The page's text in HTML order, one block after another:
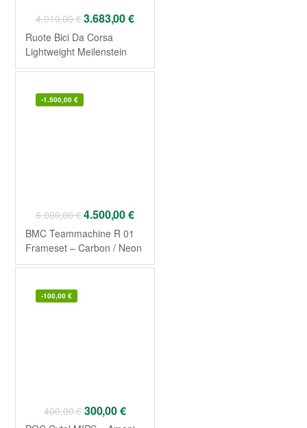
4.910,00€3.683,00€
Ruote Bici Da Corsa
Lightweight Meilenstein
EVO Disc
-1.500,00 €
6.000,00€4.500,00€
BMC Teammachine R 01
Frameset – Carbon / Neon
Red 2026
-100,00 €
400,00€ 300,00€